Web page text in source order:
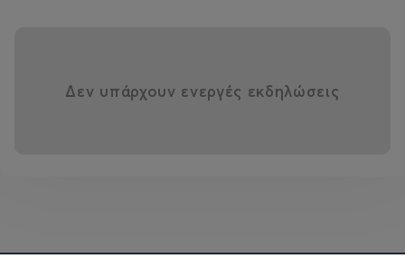
παιδιά χαρούμενες στιγμές δημιουργικότητας,
Δεν υπάρχουν ενεργές εκδηλώσεις